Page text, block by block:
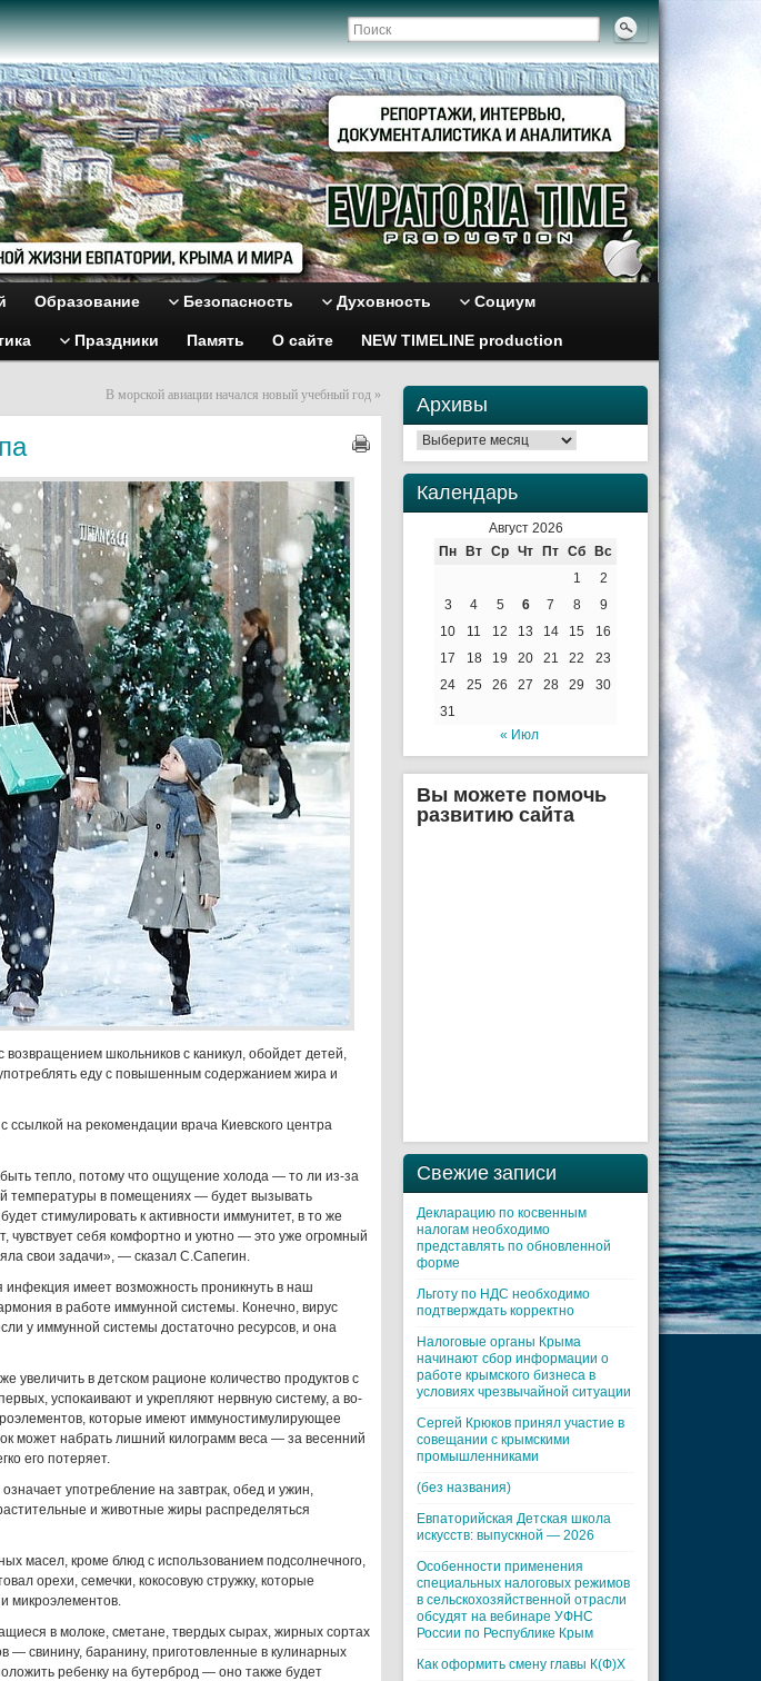
Образование Безопасность Духовность Социум
Праздники Память О сайте NEW TIMELINE production
В морской авиации начался новый учебный год »
возвращением школьников с каникул, обойдет детей,
еду с повышенным содержанием жира и
с ссылкой на рекомендации врача Киевского центра
тепло, потому что ощущение холода — то ли из-за
температуры в помещениях — будет вызывать
стимулировать к активности иммунитет, в то же
чувствует себя комфортно и уютно — это уже огромный
свои задачи», — сказал С.Сапегин.
имеет возможность проникнуть в наш
в работе иммунной системы. Конечно, вирус
у иммунной системы достаточно ресурсов, и она
увеличить в детском рационе количество продуктов с
успокаивают и укрепляют нервную систему, а во-
которые имеют иммуностимулирующее
может набрать лишний килограмм веса — за весенний
его потеряет.
употребление на завтрак, обед и ужин,
и животные жиры распределяться
масел, кроме блюд с использованием подсолнечного,
орехи, семечки, кокосовую стружку, которые
микроэлементов.
в молоке, сметане, твердых сырах, жирных сортах
свинину, баранину, приготовленные в кулинарных
ребенку на бутерброд — оно также будет
Архивы
Архивы
Календарь
Август 2026
Пн
Вт Ср Чт Пт Сб
Вс
1
2
3
4 5 6 7 8
9
10
11 12 13 14 15
16
17
18 19 20 21 22
23
24
25 26 27 28 29
30
31
« Июл
Вы можете помочь
развитию сайта
Свежие записи
Декларацию по косвенным
налогам необходимо
представлять по обновленной
форме
Льготу по НДС необходимо
подтверждать корректно
Налоговые органы Крыма
начинают сбор информации о
работе крымского бизнеса в
условиях чрезвычайной ситуации
Cергей Крюков принял участие в
совещании с крымскими
промышленниками
(без названия)
Евпаторийская Детская школа
искусств: выпускной — 2026
Особенности применения
специальных налоговых режимов
в сельскохозяйственной отрасли
обсудят на вебинаре УФНС
России по Республике Крым
Как оформить смену главы К(Ф)Х